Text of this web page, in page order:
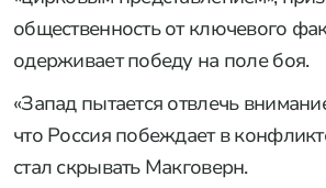
общественность от ключевого
одерживает победу на поле боя.
«Запад пытается отвлечь
что Россия побеждает в
стал скрывать Макговерн.